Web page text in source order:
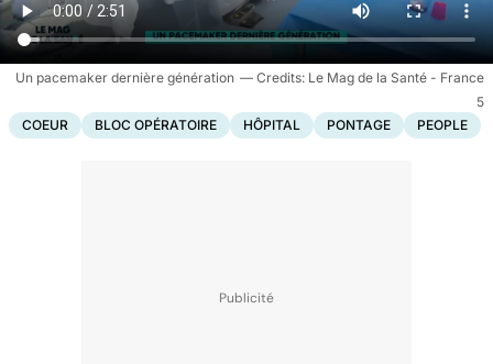
Un pacemaker dernière génération
Le Mag de la Santé - France
5
COEUR
BLOC OPÉRATOIRE HÔPITAL PONTAGE PEOPLE